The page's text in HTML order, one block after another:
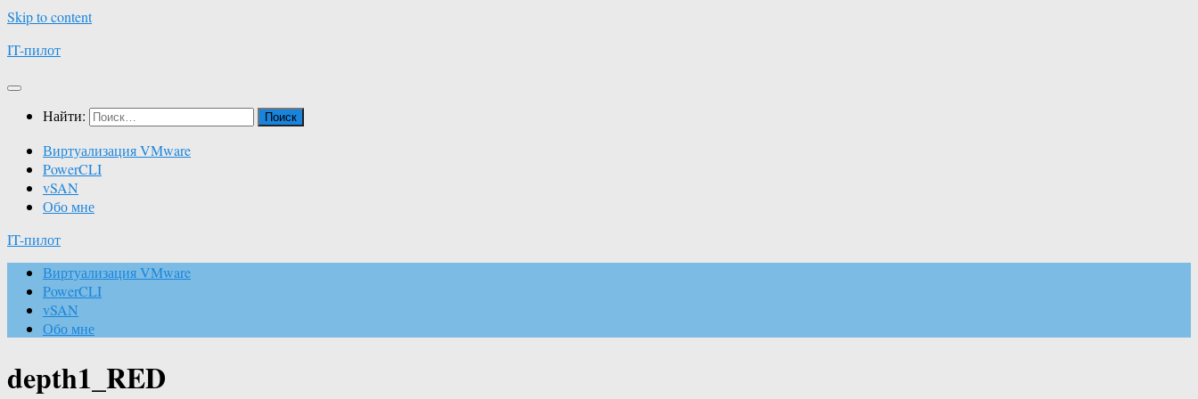
Skip to content
IT-пилот
Найти:
Виртуализация VMware
PowerCLI
vSAN
Обо мне
IT-пилот
Виртуализация VMware
PowerCLI
vSAN
Обо мне
depth1_RED